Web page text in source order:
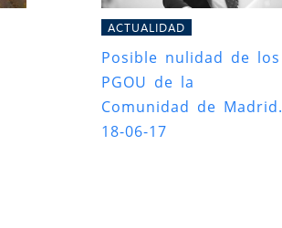
ACTUALIDAD
Posible nulidad de los
PGOU de la
Comunidad de Madrid.
18-06-17